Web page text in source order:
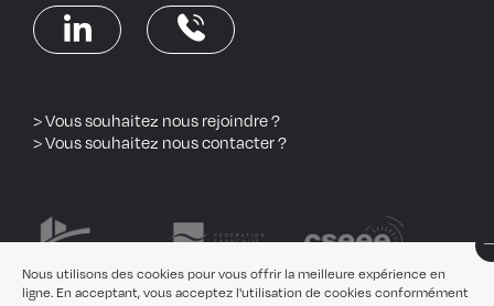
> Vous souhaitez nous rejoindre ?
> Vous souhaitez nous contacter ?
Nous utilisons des cookies pour vous offrir la meilleure expérience en
ligne. En acceptant, vous acceptez l'utilisation de cookies conformément